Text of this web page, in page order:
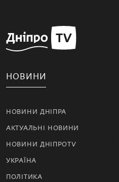
НОВИНИ
НОВИНИ ДНІПРА
АКТУАЛЬНІ НОВИНИ
НОВИНИ ДНІПРОTV
УКРАЇНА
ПОЛІТИКА